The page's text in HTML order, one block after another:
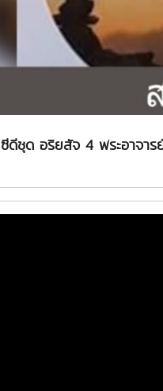
ซีดีชุด อริยสัจ 4 พระอาจ